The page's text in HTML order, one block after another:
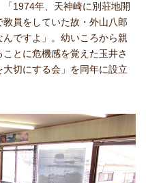
1974年、天神崎に別荘地開
員をしていた故・外山八郎
ですよ」。幼いころから親
とに危機感を覚えた玉井さ
切にする会」を同年に設立